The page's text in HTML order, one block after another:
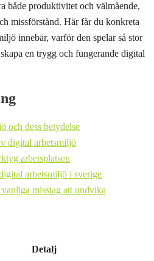
både produktivitet och välmående,
missförstånd. Här får du konkreta
innebär, varför den spelar så stor
en trygg och fungerande digital
och dess betydelse
digital arbetsmiljö
arbetsplatsen
arbetsmiljö i sverige
misstag att undvika
Detalj